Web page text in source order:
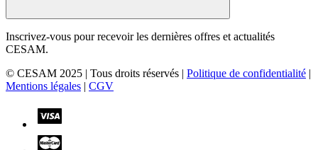
Inscrivez-vous pour recevoir les dernières offres et actualités
CESAM.
© CESAM 2025 | Tous droits réservés | Politique de confidentialité |
Mentions légales | CGV